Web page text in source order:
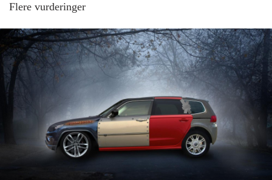
Flere vurderinger